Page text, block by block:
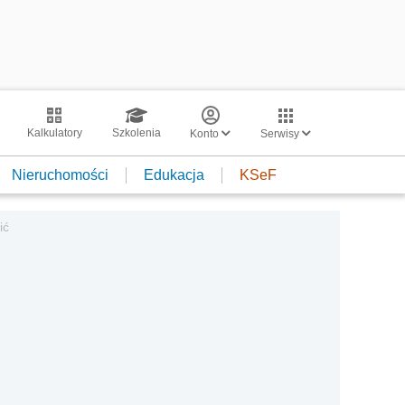
Kalkulatory Szkolenia Konto Serwisy
Nieruchomości Edukacja KSeF